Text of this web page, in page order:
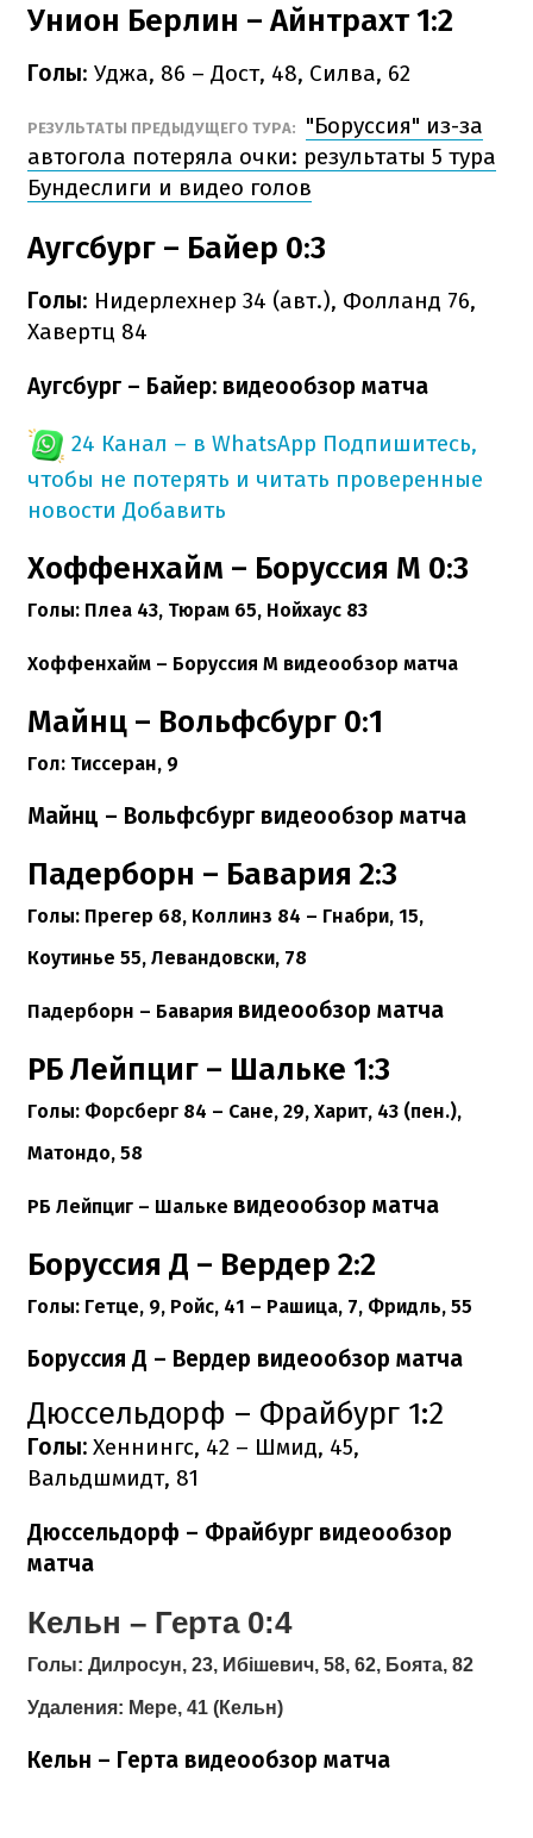
Унион Берлин – Айнтрахт 1:2
Голы: Уджа, 86 – Дост, 48, Силва, 62
РЕЗУЛЬТАТЫ ПРЕДЫДУЩЕГО ТУРА:
"Боруссия" из-за
автогола потеряла очки: результаты 5 тура
Бундеслиги и видео голов
Аугсбург – Байер 0:3
Голы: Нидерлехнер 34 (авт.), Фолланд 76,
Хавертц 84
Аугсбург – Байер: видеообзор матча
24 Канал – в WhatsApp Подпишитесь,
чтобы не потерять и читать проверенные
новости Добавить
Хоффенхайм – Боруссия М 0:3
Голы: Плеа 43, Тюрам 65, Нойхаус 83
Хоффенхайм – Боруссия М видеообзор матча
Майнц – Вольфсбург 0:1
Гол: Тиссеран, 9
Майнц – Вольфсбург видеообзор матча
Падерборн – Бавария 2:3
Голы: Прегер 68, Коллинз 84 – Гнабри, 15,
Коутинье 55, Левандовски, 78
Падерборн – Бавария видеообзор матча
РБ Лейпциг – Шальке 1:3
Голы: Форсберг 84 – Сане, 29, Харит, 43 (пен.),
Матондо, 58
РБ Лейпциг – Шальке видеообзор матча
Боруссия Д – Вердер 2:2
Голы: Гетце, 9, Ройс, 41 – Рашица, 7, Фридль, 55
Боруссия Д – Вердер видеообзор матча
Дюссельдорф – Фрайбург 1:2
Голы: Хеннингс, 42 – Шмид, 45,
Вальдшмидт, 81
Дюссельдорф – Фрайбург видеообзор
матча
Кельн – Герта 0:4
Голы: Дилросун, 23, Ибішевич, 58, 62, Боята, 82
Удаления: Мере, 41 (Кельн)
Кельн – Герта видеообзор матча